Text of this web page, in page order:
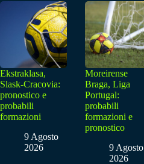
Ekstraklasa,
Slask-Cracovia:
pronostico e
probabili
formazioni
9 Agosto
2026
Moreirense
Braga, Liga
Portugal:
probabili
formazioni e
pronostico
9 Agosto
2026